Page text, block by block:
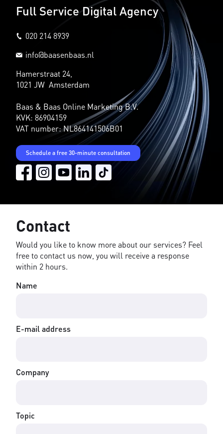
Full Service Digital Agency
020 214 8939
info@baasenbaas.nl
Hamerstraat 24,
1021 JW Amsterdam
Baas & Baas Online Marketing B.V.
KVK: 86904159
VAT number: NL864141506B01
Schedule a free 30-minute consultation
Contact
Would you like to know more about our services? Feel
free to contact us now, you will receive a response
within 2 hours.
Name
E-mail address
Company
Topic